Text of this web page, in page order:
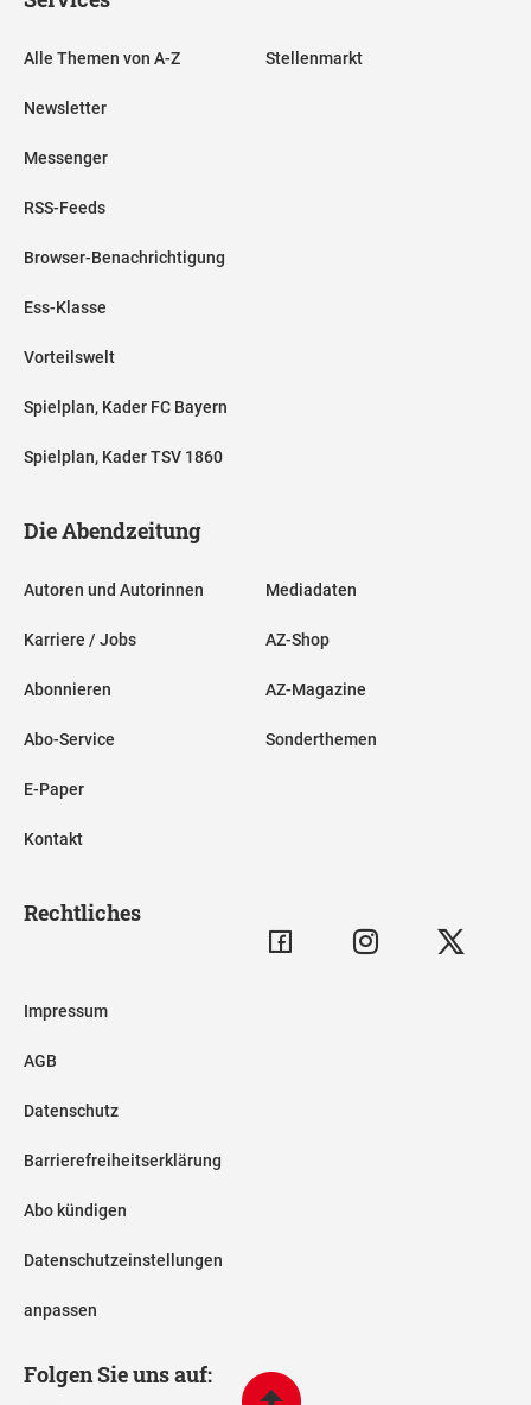
Alle Themen von A-Z
Newsletter
Messenger
RSS-Feeds
Browser-Benachrichtigung
Ess-Klasse
Vorteilswelt
Spielplan, Kader FC Bayern
Spielplan, Kader TSV 1860
Stellenmarkt
Die Abendzeitung
Autoren und Autorinnen
Karriere / Jobs
Abonnieren
Abo-Service
E-Paper
Kontakt
Mediadaten
AZ-Shop
AZ-Magazine
Sonderthemen
Rechtliches
Impressum
AGB
Datenschutz
Barrierefreiheitserklärung
Abo kündigen
Datenschutzeinstellungen
anpassen
Folgen Sie uns auf: